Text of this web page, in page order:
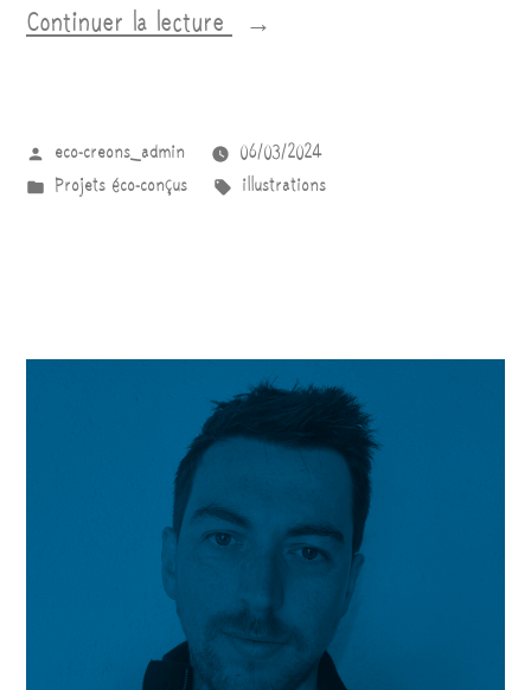
Continuer la lecture
eco-creons_admin
06/03/2024
Projets éco-conçus
illustrations